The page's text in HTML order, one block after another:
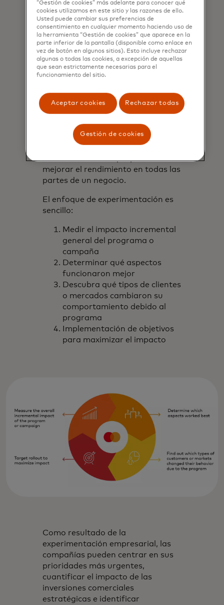
adecuados.
Las compañías primero deben
averiguar exactamente lo que
quieren aprender. Los
experimentos sin un propósito
claro o los que se ejecutan
resultados inválidos y engañosos.
Cuando se ejecuta correctamente y
con los análisis adecuados, la
experimentación empresarial es un
enfoque iterativo que conduce a
mediciones claras y decisiones
mejorar el rendimiento en todas las
partes de un negocio.
El enfoque de experimentación es
sencillo:
Medir el impacto incremental
general del programa o
campaña
Determinar qué aspectos
funcionaron mejor
Descubra qué tipos de clientes
o mercados cambiaron su
comportamiento debido al
programa
Implementación de objetivos
para maximizar el impacto
Como resultado de la
experimentación empresarial, las
compañías pueden centrar en sus
prioridades más urgentes,
cuantificar el impacto de las
inversiones comerciales
estratégicas e identificar
“Gestión de cookies” más adelante para conocer qué
cookies utilizamos en este sitio y las razones de ello.
Usted puede cambiar sus preferencias de
consentimiento en cualquier momento haciendo uso de
la herramienta “Gestión de cookies” que aparece en la
parte inferior de la pantalla (disponible como enlace en
vez de botón en algunos sitios). Esto incluye rechazar
algunas o todas las cookies, a excepción de aquellas
que sean estrictamente necesarias para el
funcionamiento del sitio.
Aceptar cookies Rechazar todas
Gestión de cookies